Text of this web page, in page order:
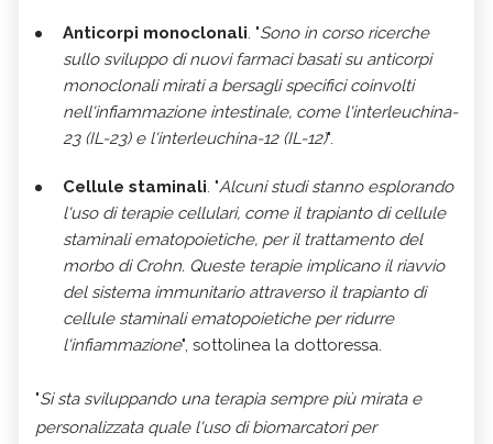
Anticorpi monoclonali . "Sono in corso ricerche
sullo sviluppo di nuovi farmaci basati su anticorpi
monoclonali mirati a bersagli specifici coinvolti
nell'infiammazione intestinale, come l'interleuchina-
23 (IL-23) e l'interleuchina-12 (IL-12)".
Cellule staminali . "Alcuni studi stanno esplorando
l'uso di terapie cellulari, come il trapianto di cellule
staminali ematopoietiche, per il trattamento del
morbo di Crohn. Queste terapie implicano il riavvio
del sistema immunitario attraverso il trapianto di
cellule staminali ematopoietiche per ridurre
l'infiammazione", sottolinea la dottoressa.
"Si sta sviluppando una terapia sempre più mirata e
personalizzata quale l'uso di biomarcatori per